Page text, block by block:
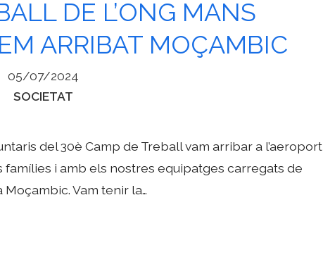
DE L’ONG MANS
ARRIBAT MOÇAMBIC
05/07/2024
Categories
SOCIETAT
del 30è Camp de Treball vam arribar a l’aeroport
i amb els nostres equipatges carregats de
Moçambic. Vam tenir la…